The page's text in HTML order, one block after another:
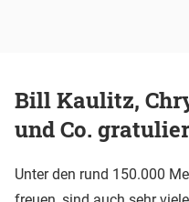
Bill Kaulitz,
und Co.
Unter den rund 150.000